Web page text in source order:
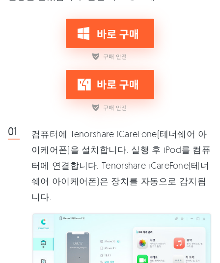
컴퓨터에 Tenorshare iCareFone(테너쉐어 아
이케어폰)을 설치합니다. 실행 후 iPod를 컴퓨
터에 연결합니다. Tenorshare iCareFone(테너
쉐어 아이케어폰)은 장치를 자동으로 감지됩
니다.